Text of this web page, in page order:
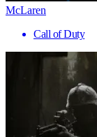
McLaren
Call of Duty